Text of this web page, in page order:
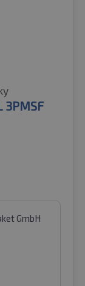
3PMSF
GmbH